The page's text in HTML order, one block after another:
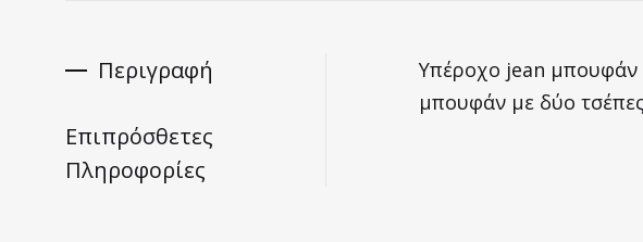
Περιγραφή
Επιπρόσθετες
Πληροφορίες
Υπέροχο jean μπουφάν
μπουφάν με δύο